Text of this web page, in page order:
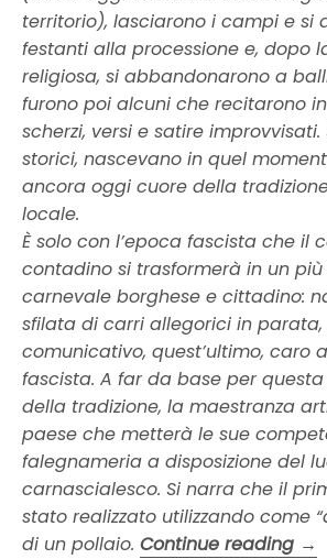
territorio), lasciarono i campi e si
festanti alla processione e, dopo
religiosa, si abbandonarono a
furono poi alcuni che recitarono
scherzi, versi e satire
storici, nascevano in quel
ancora oggi cuore della
locale.
È solo con l’epoca fascista che il
contadino si trasformerà in un
carnevale borghese e cittadino:
sfilata di carri allegorici in
comunicativo, quest’ultimo, caro
fascista. A far da base per
della tradizione, la maestranza
paese che metterà le sue
falegnameria a disposizione del
carnascialesco. Si narra che il
stato realizzato utilizzando come
di un pollaio. Continue reading →